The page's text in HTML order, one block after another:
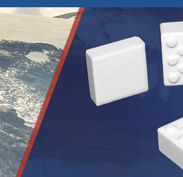
耐磨陶瓷衬片
耐磨陶瓷衬板
耐磨陶瓷管道
耐磨陶瓷弯头